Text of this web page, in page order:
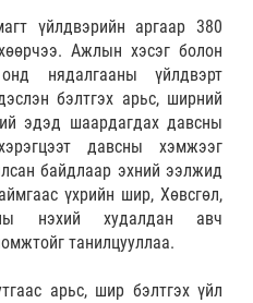
үйлдвэрийн аргаар 380
Ажлын хэсэг болон
нядалгааны үйлдвэрт
бэлтгэх арьс, ширний
эдэд шаардагдах давсны
давсны хэмжээг
байдлаар эхний ээлжид
үхрийн шир, Хөвсгөл,
нэхий худалдан авч
танилцууллаа.
арьс, шир бэлтгэх үйл